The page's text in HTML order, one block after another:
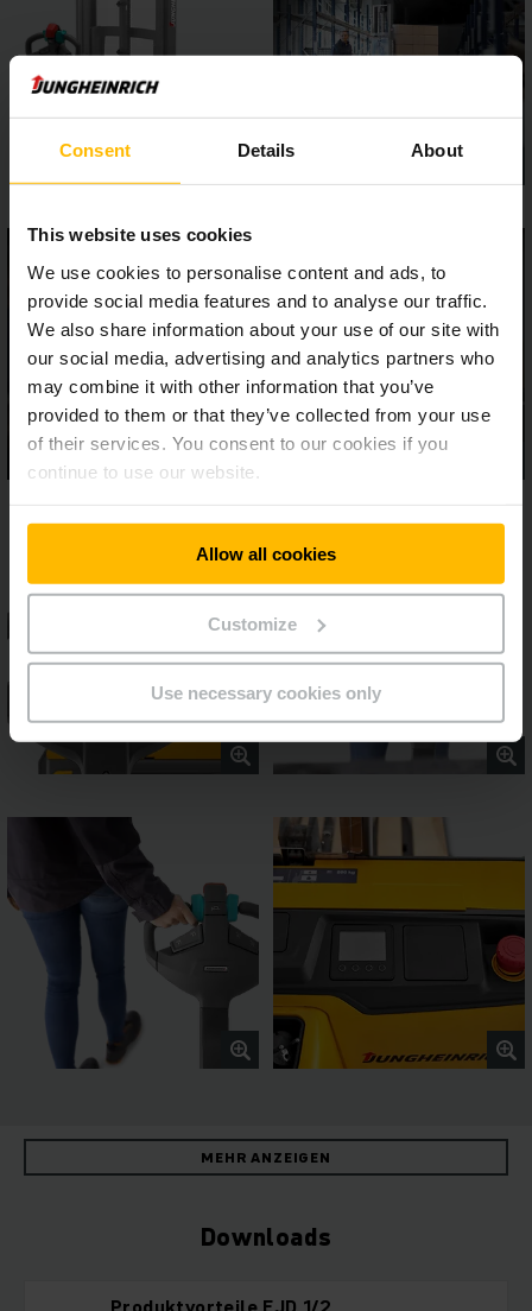
Consent Details About
This website uses cookies
We use cookies to personalise content and ads, to
provide social media features and to analyse our traffic.
We also share information about your use of our site with
our social media, advertising and analytics partners who
may combine it with other information that you’ve
provided to them or that they’ve collected from your use
of their services. You consent to our cookies if you
continue to use our website.
Allow all cookies
Customize
Use necessary cookies only
standardmäßige, sensitive Proportionalhydraulik für
kontrolliertes Heben und Senken.
MEHR ANZEIGEN
Downloads